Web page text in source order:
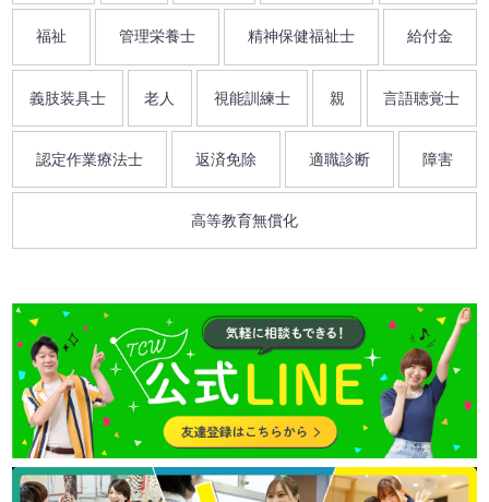
福祉 管理栄養士 精神保健福祉士 給付金
義肢装具士 老人 視能訓練士 親 言語聴覚士
認定作業療法士 返済免除 適職診断 障害
高等教育無償化